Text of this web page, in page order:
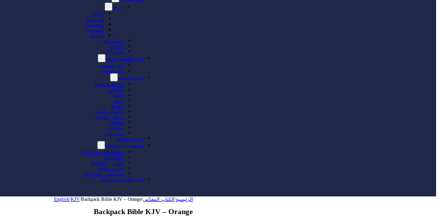
عربي
الحياة
المبسطة
المشتركة
اليسوعي
فاندايك
مع المزامير
English
لغات أخرى
كتب أطفال وناشئة
كتب مقدسة
كتب أطفال
كتب مسيحية
English Books
دفاعيات
قيادة
تلمذة
المرأة
دراسات كتابية
مصادر وتفاسير
علاقات
روايات
نمو روحي
عروض خاصة
اكسسوارات وهدايا
Christmas Ornaments
Tote Bags
أساور – Bracelet
خواتم- Rings
سناسيل – Necklaces
كتب الكترونية مجانية
الرئيسية/الكتاب المقدّس/
English/KJV/Backpack Bible KJV – Orange
Backpack Bible KJV – Orange